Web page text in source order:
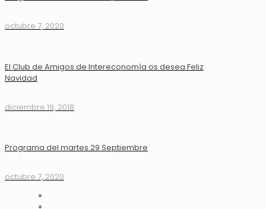
octubre 7, 2020
El Club de Amigos de Intereconomía os desea Feliz
Navidad
diciembre 19, 2018
Programa del martes 29 Septiembre
octubre 7, 2020